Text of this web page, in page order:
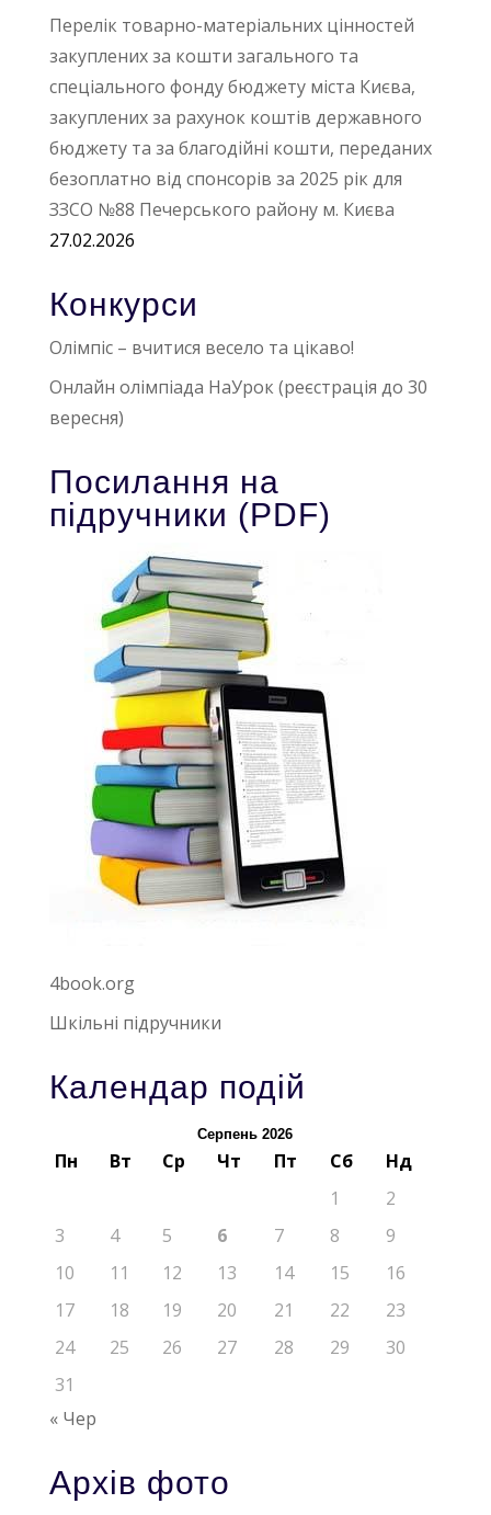
Перелік товарно-матеріальних цінностей
закуплених за кошти загального та
спеціального фонду бюджету міста Києва,
закуплених за рахунок коштів державного
бюджету та за благодійні кошти, переданих
безоплатно від спонсорів за 2025 рік для
ЗЗСО №88 Печерського району м. Києва
27.02.2026
Конкурси
Олімпіс – вчитися весело та цікаво!
Онлайн олімпіада НаУрок (реєстрація до 30
вересня)
Посилання на
підручники (PDF)
4book.org
Шкільні підручники
Календар подій
Серпень 2026
Пн Вт Ср Чт Пт Сб
Нд
1
2
3
4 5 6 7 8
9
10
11 12 13 14 15
16
17
18 19 20 21 22
23
24
25 26 27 28 29
30
31
« Чер
Архів фото